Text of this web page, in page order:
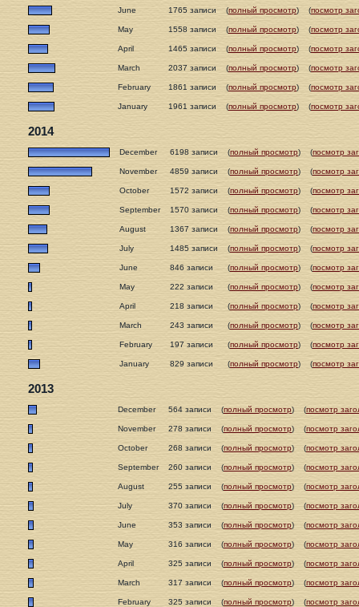
June 1765 записи (полный просмотр) (посмотр
May 1558 записи (полный просмотр) (посмотр
April 1465 записи (полный просмотр) (посмотр
March 2037 записи (полный просмотр) (посмотр
February 1861 записи (полный просмотр) (посмотр
January 1961 записи (полный просмотр) (посмотр
2014
December 6198 записи (полный просмотр) (посмотр
November 4859 записи (полный просмотр) (посмотр
October 1572 записи (полный просмотр) (посмотр
September 1570 записи (полный просмотр) (посмотр
August 1367 записи (полный просмотр) (посмотр
July 1485 записи (полный просмотр) (посмотр
June 846 записи (полный просмотр) (посмотр
May 222 записи (полный просмотр) (посмотр
April 218 записи (полный просмотр) (посмотр
March 243 записи (полный просмотр) (посмотр
February 197 записи (полный просмотр) (посмотр
January 829 записи (полный просмотр) (посмотр
2013
December 564 записи (полный просмотр) (посмотр
November 278 записи (полный просмотр) (посмотр
October 268 записи (полный просмотр) (посмотр
September 260 записи (полный просмотр) (посмотр
August 255 записи (полный просмотр) (посмотр
July 370 записи (полный просмотр) (посмотр
June 353 записи (полный просмотр) (посмотр
May 316 записи (полный просмотр) (посмотр
April 325 записи (полный просмотр) (посмотр
March 317 записи (полный просмотр) (посмотр
February 325 записи (полный просмотр) (посмотр